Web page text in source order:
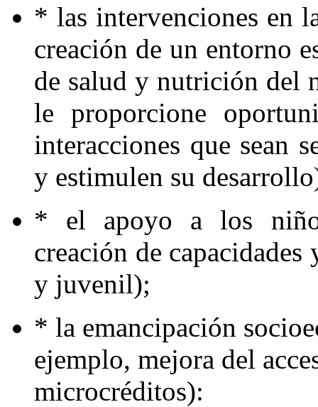
* las intervenciones en
creación de un entorno
de salud y nutrición del
le proporcione
interacciones que sean
y estimulen su
* el apoyo a los
creación de
y juvenil);
* la emancipación
ejemplo, mejora del
microcréditos):